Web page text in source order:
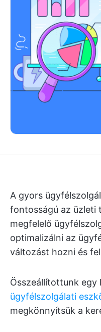
A gyors
fontosságú az üzleti
megfelelő
optimalizálni az
változást hozni és
Összeállítottunk egy
ügyfélszolgálati
megkönnyítsük a